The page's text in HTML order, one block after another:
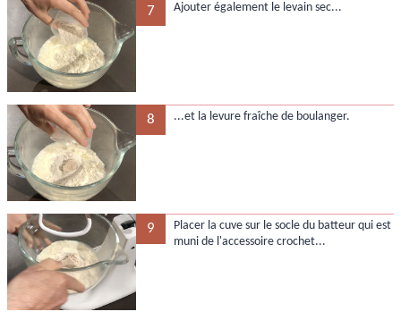
7 Ajouter également le levain sec...
8 ...et la levure fraîche de boulanger.
9
Placer la cuve sur le socle du batteur qui est
muni de l'accessoire crochet...